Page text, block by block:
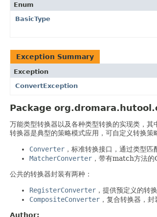
Enum
BasicType
Exception Summary
Exception
ConvertException
Package
万能类型转换器以及各种类型转换的实现类，
转换器是典型的策略模式应用，可自定义转换
Converter ，标准转换接口，通过类型匹
MatcherConverter ，带有match方法
公共的转换器封装有两种：
RegisterConverter ，提供预定义的转
CompositeConverter ，复合转换器，
Author: